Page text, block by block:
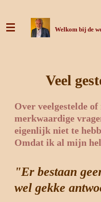
direct
Welkom bij de
Veel
Over veelgestelde
merkwaardige
eigenlijk niet te
Omdat ik al mijn
"Er bestaan
wel gekke